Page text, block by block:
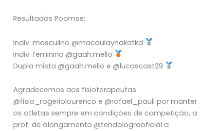
Resultados Poomse:
Indiv. masculino @macaulaynakatkd
Indiv. feminino @gaah.mello
Dupla mista @gaah.mello e @lucascast29
Agradecemos aos fisioterapeutas
@fisio_rogeriolourenco e @rafael_pauli por manter
os atletas sempre em condições de competição, a
prof. de alongamento @tendolograoficial a